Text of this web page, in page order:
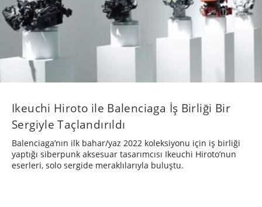
Ikeuchi Hiroto ile Balenciaga İş Birliği Bir
Sergiyle Taçlandırıldı
Balenciaga’nın ilk bahar/yaz 2022 koleksiyonu için iş birliği
yaptığı siberpunk aksesuar tasarımcısı Ikeuchi Hiroto’nun
eserleri, solo sergide meraklılarıyla buluştu.